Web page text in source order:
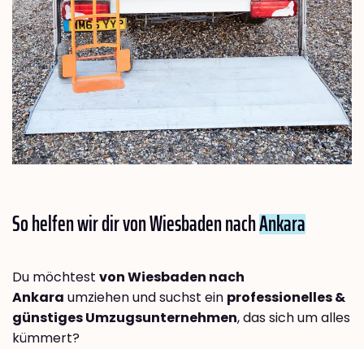
So helfen wir dir von Wiesbaden nachAnkara
Du möchtest von Wiesbaden nach
Ankara umziehen und suchst ein professionelles &
günstiges Umzugsunternehmen, das sich um alles
kümmert?